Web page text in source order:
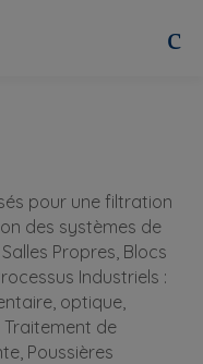
pour une filtration
des systèmes de
Propres, Blocs
Industriels :
optique,
de
Poussières